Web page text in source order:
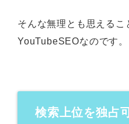
そんな無理とも思えるこ
YouTubeSEOなのです。
検索上位を独占